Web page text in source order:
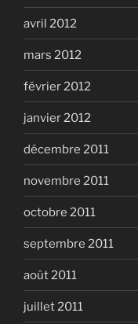
avril 2012
mars 2012
février 2012
janvier 2012
décembre 2011
novembre 2011
octobre 2011
septembre 2011
août 2011
juillet 2011